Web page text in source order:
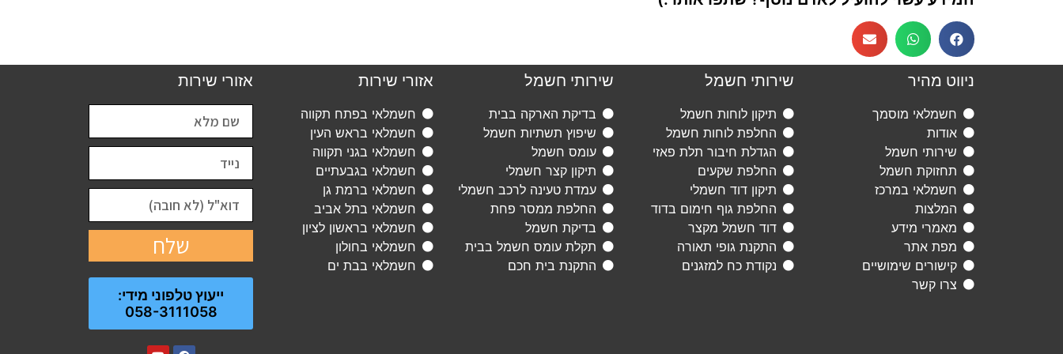
ניווט מהיר
חשמלאי מוסמך
אודות
שירותי חשמל
תחזוקת חשמל
חשמלאי במרכז
המלצות
מאמרי מידע
מפת אתר
קישורים שימושיים
צרו קשר
שירותי חשמל
תיקון לוחות חשמל
החלפת לוחות חשמל
הגדלת חיבור תלת פאזי
החלפת שקעים
תיקון דוד חשמלי
החלפת גוף חימום בדוד
דוד חשמל מקצר
התקנת גופי תאורה
נקודת כח למזגנים
שירותי חשמל
בדיקת הארקה בבית
שיפוץ תשתיות חשמל
עומס חשמל
תיקון קצר חשמלי
עמדת טעינה לרכב חשמלי
החלפת ממסר פחת
בדיקת חשמל
תקלת עומס חשמל בבית
התקנת בית חכם
אזורי שירות
חשמלאי בפתח תקווה
חשמלאי בראש העין
חשמלאי בגני תקווה
חשמלאי בגבעתיים
חשמלאי ברמת גן
חשמלאי בתל אביב
חשמלאי בראשון לציון
חשמלאי בחולון
חשמלאי בבת ים
אזורי שירות
שלח
ייעוץ טלפוני מידי:
058-3111058